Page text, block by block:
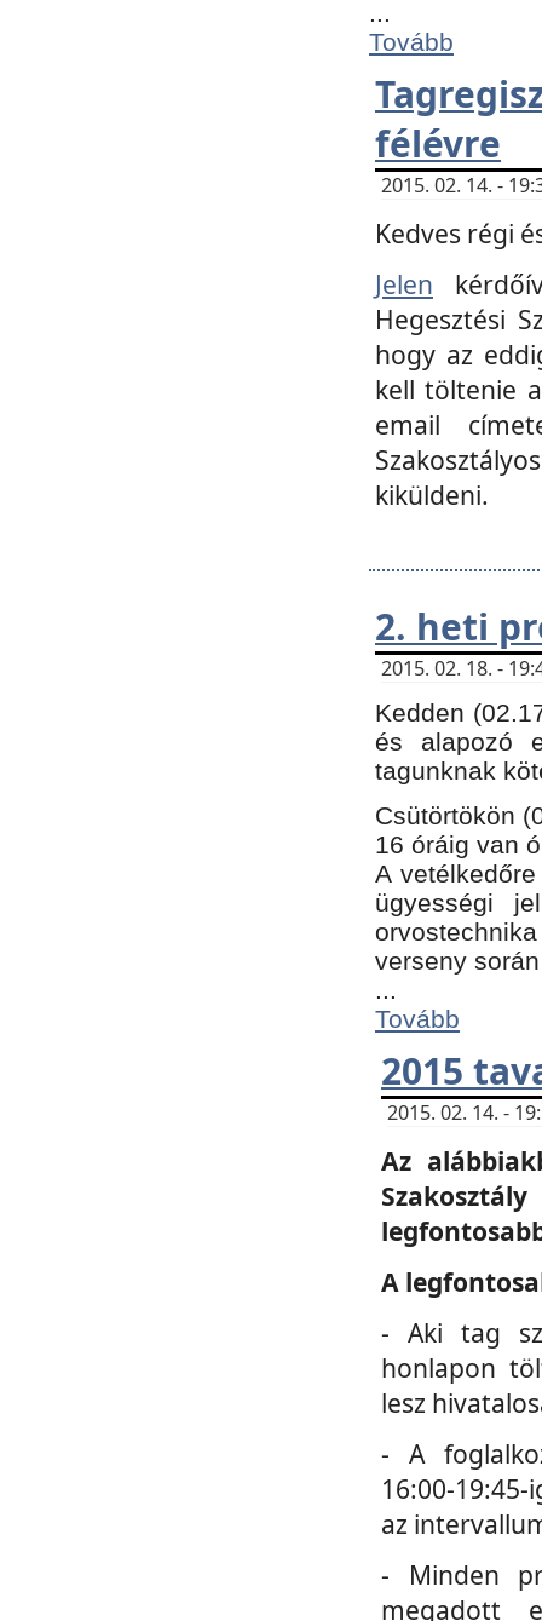
...
Tovább
félévre
2015. 02. 14. -
Kedves régi
Jelen
Hegesztési
hogy az
kell töltenie
email
kiküldeni.
2. heti
2015. 02. 18. -
Kedden
és alapozó
tagunknak
Csütörtökön
16 óráig van
A
ügyességi
verseny
...
Tovább
2015
2015. 02. 14. -
Az
A
- Aki tag
honlapon
lesz
- A
16:00-
az
- Minden
megadott